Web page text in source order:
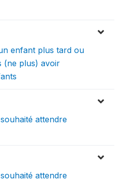
enfant plus tard ou
(ne plus) avoir
attendre
attendre